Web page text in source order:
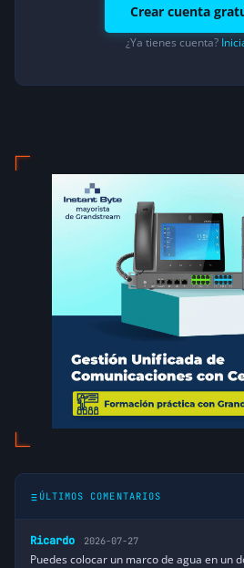
Crear cuenta
¿Ya tienes cuenta?
ÚLTIMOS COMENTARIOS
Ricardo 2026-07-27
Puedes colocar un marco de agua en un